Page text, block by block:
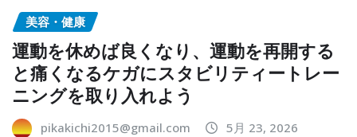
美容・健康
運動を休めば良くなり、運動を再開する
と痛くなるケガにスタビリティートレー
ニングを取り入れよう
pikakichi2015@gmail.com 5月 23, 2026